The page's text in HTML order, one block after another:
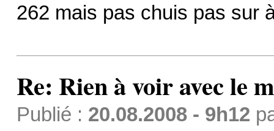
262 mais pas chuis pas sur
Re: Rien à voir avec le
Publié : 20.08.2008 - 9h12